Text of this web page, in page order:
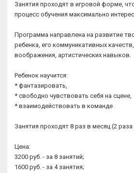
Занятия проходят в игровой форме,
процесс обучения максимально
Программа направлена на развитие
ребенка, его коммуникативных
воображения, артистических навыков.
Ребенок научится:
* фантазировать,
* свободно чувствовать себя на сцене,
* взаимодействовать в команде
Занятия проходят 8 раз в месяц (2
Цена:
3200 руб. - за 8 занятий;
1600 руб. - за 4 занятия;